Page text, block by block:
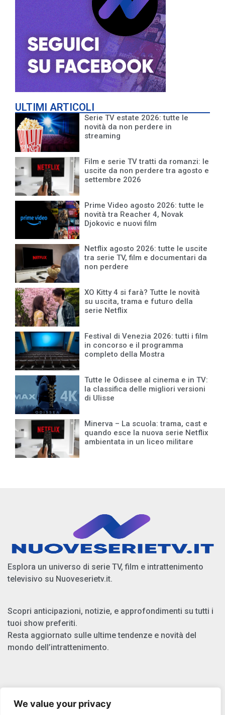
We value your privacy
ULTIMI ARTICOLI
Serie TV estate 2026: tutte le
novità da non perdere in
streaming
Film e serie TV tratti da romanzi: le
uscite da non perdere tra agosto e
settembre 2026
Prime Video agosto 2026: tutte le
novità tra Reacher 4, Novak
Djokovic e nuovi film
Netflix agosto 2026: tutte le uscite
tra serie TV, film e documentari da
non perdere
XO Kitty 4 si farà? Tutte le novità
su uscita, trama e futuro della
serie Netflix
Festival di Venezia 2026: tutti i film
in concorso e il programma
completo della Mostra
Tutte le Odissee al cinema e in TV:
la classifica delle migliori versioni
di Ulisse
Minerva – La scuola: trama, cast e
quando esce la nuova serie Netflix
ambientata in un liceo militare
Esplora un universo di serie TV, film e intrattenimento
televisivo su Nuoveserietv.it.
Scopri anticipazioni, notizie, e approfondimenti su tutti i
tuoi show preferiti.
Resta aggiornato sulle ultime tendenze e novità del
mondo dell’intrattenimento.
Privacy Policy